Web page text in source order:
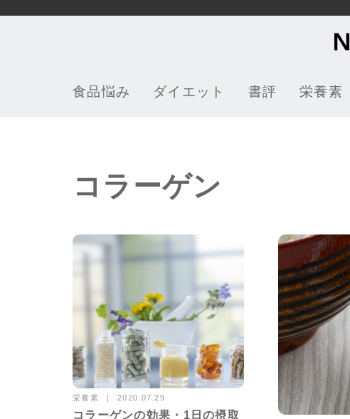
食品悩み ダイエット 書評 栄養素
コラーゲン
13468views
栄養素 2020.07.29
コラーゲンの効果・1日の摂取